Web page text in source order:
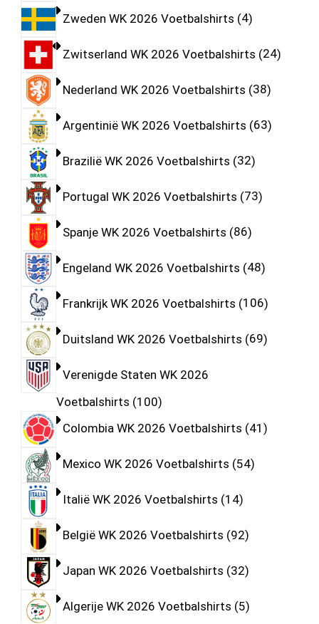
Zweden WK 2026 Voetbalshirts 4
Zwitserland WK 2026 Voetbalshirts 24
Nederland WK 2026 Voetbalshirts 38
Argentinië WK 2026 Voetbalshirts 63
Brazilië WK 2026 Voetbalshirts 32
Portugal WK 2026 Voetbalshirts 73
Spanje WK 2026 Voetbalshirts 86
Engeland WK 2026 Voetbalshirts 48
Frankrijk WK 2026 Voetbalshirts 106
Duitsland WK 2026 Voetbalshirts 69
Verenigde Staten WK 2026
Voetbalshirts 100
Colombia WK 2026 Voetbalshirts 41
Mexico WK 2026 Voetbalshirts 54
Italië WK 2026 Voetbalshirts 14
België WK 2026 Voetbalshirts 92
Japan WK 2026 Voetbalshirts 32
Algerije WK 2026 Voetbalshirts 5